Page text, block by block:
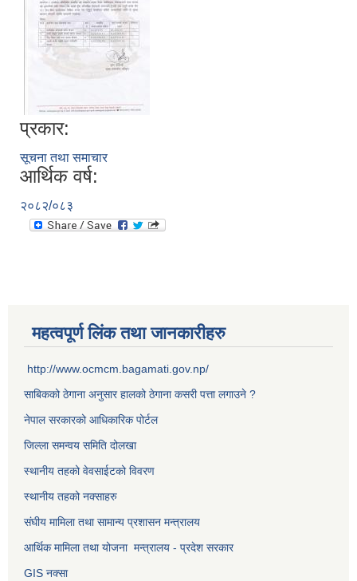
प्रकार:
सूचना तथा समाचार
आर्थिक वर्ष:
२०८२/०८३
महत्वपूर्ण लिंक तथा जानकारीहरु
http://www.ocmcm.bagamati.gov.np/
साबिकको ठेगाना अनुसार हालको ठेगाना कसरी पत्ता लगाउने ?
नेपाल सरकारको आधिकारिक पोर्टल
जिल्ला समन्वय समिति दोलखा
स्थानीय तहको वेवसाईटको विवरण
स्थानीय तहको नक्साहरु
संघीय मामिला तथा सामान्य प्रशासन मन्त्रालय
आर्थिक मामिला तथा योजना मन्त्रालय - प्रदेश सरकार
GIS नक्सा